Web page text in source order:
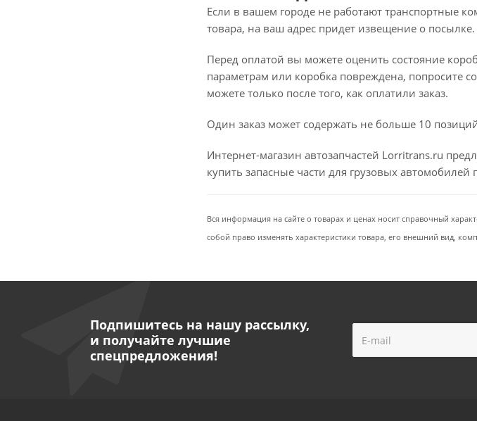
Если в вашем городе не работают транспортные
товара, на ваш адрес придет извещение о посылке.
Перед оплатой вы можете оценить состояние
параметрам или коробка повреждена, попросите
можете только после того, как оплатили заказ.
Один заказ может содержать не больше 10
Интернет-магазин автозапчастей Lorritrans.ru
купить запасные части для грузовых
Вся информация на сайте о товарах и ценах носит справочный
собой право изменять характеристики товара, его внешний вид,
Подпишитесь на нашу рассылку,
и получайте лучшие
спецпредложения!